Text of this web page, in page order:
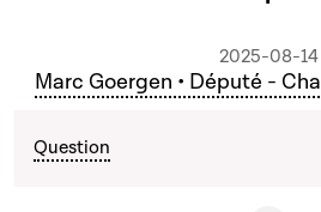
2025-08-14
Marc Goergen • Député -
Question